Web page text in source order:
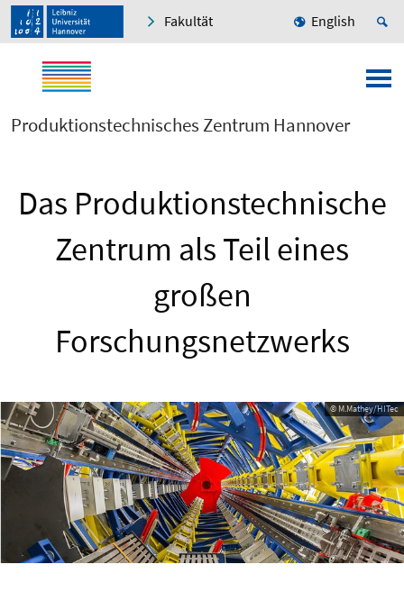
Fakultät English
Produktionstechnisches Zentrum Hannover
Das Produktionstechnische
Zentrum als Teil eines
großen
Forschungsnetzwerks
© M.Mathey/HITec